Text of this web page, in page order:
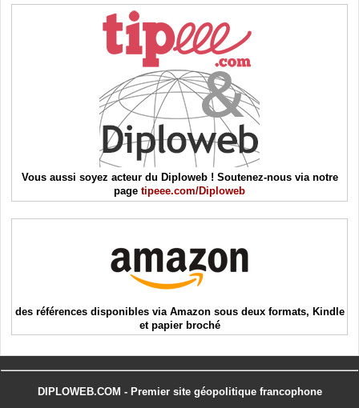
Vous aussi soyez acteur du Diploweb ! Soutenez-nous via notre
page tipeee.com/Diploweb
des références disponibles via Amazon sous deux formats, Kindle
et papier broché
DIPLOWEB.COM - Premier site géopolitique francophone